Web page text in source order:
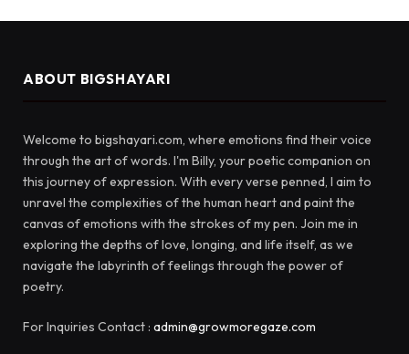
ABOUT BIGSHAYARI
Welcome to bigshayari.com, where emotions find their voice
through the art of words. I'm Billy, your poetic companion on
this journey of expression. With every verse penned, I aim to
unravel the complexities of the human heart and paint the
canvas of emotions with the strokes of my pen. Join me in
exploring the depths of love, longing, and life itself, as we
navigate the labyrinth of feelings through the power of
poetry.
For Inquiries Contact : admin@growmoregaze.com